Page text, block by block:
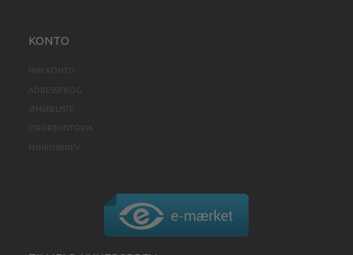
KONTO
MIN KONTO
ADRESSEBOG
ØNSKELISTE
ORDREHISTORIK
NYHEDSBREV